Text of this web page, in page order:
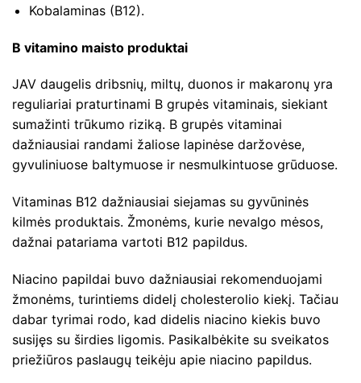
Kobalaminas (B12).
B vitamino maisto produktai
JAV daugelis dribsnių, miltų, duonos ir makaronų yra
reguliariai praturtinami B grupės vitaminais, siekiant
sumažinti trūkumo riziką. B grupės vitaminai
dažniausiai randami žaliose lapinėse daržovėse,
gyvuliniuose baltymuose ir nesmulkintuose grūduose.
Vitaminas B12 dažniausiai siejamas su gyvūninės
kilmės produktais. Žmonėms, kurie nevalgo mėsos,
dažnai patariama vartoti B12 papildus.
Niacino papildai buvo dažniausiai rekomenduojami
žmonėms, turintiems didelį cholesterolio kiekį. Tačiau
dabar tyrimai rodo, kad didelis niacino kiekis buvo
susijęs su širdies ligomis. Pasikalbėkite su sveikatos
priežiūros paslaugų teikėju apie niacino papildus.